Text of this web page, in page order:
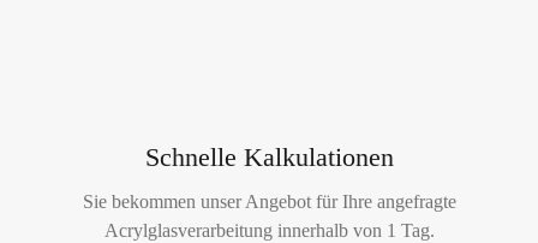
Schnelle Kalkulationen
Sie bekommen unser Angebot für Ihre angefragte
Acrylglasverarbeitung innerhalb von 1 Tag.